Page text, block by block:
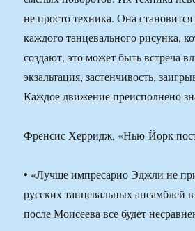
не просто техника. Она
каждого танцевального рисунка,
создают, это может быть встреча
экзальтация, застенчивость,
Каждое движение преисполнено
Френсис Херридж, «Нью-Йорк
• «Лучше импресарио Эджли не
русских танцевальных
после Моисеева все будет